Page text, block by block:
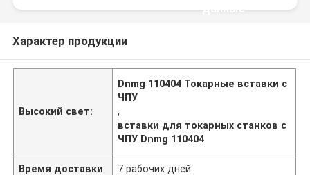
данные
Характер продукции
Высокий свет:
Dnmg 110404 Токарные вставки с
ЧПУ
,
вставки для токарных станков с
ЧПУ Dnmg 110404
Время доставки 7 рабочих дней